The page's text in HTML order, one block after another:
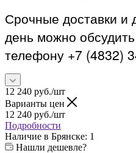
Срочные доставки и
день можно
телефону +7 (4832)
12 240 руб./шт
Варианты цен
12 240 руб./шт
Подробности
Наличие в Брянске: 1
Нашли дешевле?